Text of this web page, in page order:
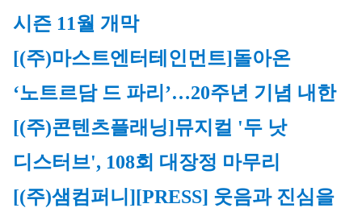
시즌 11월 개막
[(주)마스트엔터테인먼트]돌아온
‘노트르담 드 파리’…20주년 기념 내한
[(주)콘텐츠플래닝]뮤지컬 '두 낫
디스터브', 108회 대장정 마무리
[(주)샘컴퍼니][PRESS] 웃음과 진심을